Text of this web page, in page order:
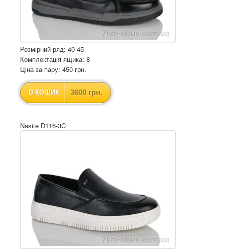
Розмірний ряд: 40-45
Комплектація ящика: 8
Ціна за пару: 450 грн.
В КОШИК 3600 грн.
Nasite D116-3C